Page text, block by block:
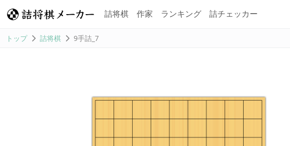
詰将棋 作家 ランキング 詰チェッカー
トップ 詰将棋 9手詰_7